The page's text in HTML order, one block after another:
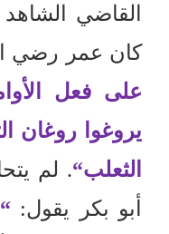
القاضي
كان عمر رضي
على فعل
يروغوا روغان
الثعلب“
. لم
أبو بكر يقول:
“